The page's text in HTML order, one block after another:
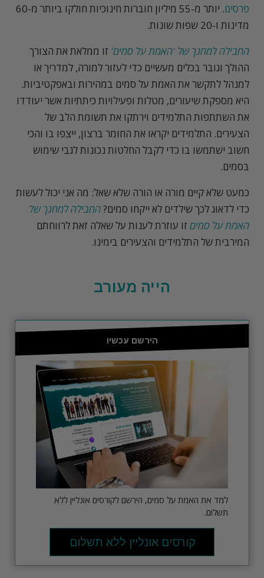
פרסים
. יותר מ-55 מיליון חוברות חינוכיות חולקו ביותר מ-60
מדינות ו-20 שפות שונות.
החבילה למחנך של 'האמת על סמים' זו ממלאת את הצורך
ההולך וגובר בכלים מעשיים כדי לעזור למורה, למדריך או
למנהל לתקשר את האמת על סמים במהירות ובאפקטיביות.
היא מספקת שיעורים, מטלות ופעילויות כיתתיות אשר יעודדו
את השתתפות התלמידים וירתקו את תשומת הלב של
הצעירים. התלמידים יקראו את החומר ברצון, ייצפו בו והכי
חשוב ישתמשו בו כדי לקבל החלטות נכונות לגבי שימוש
בסמים.
כמעט שלא קיים מורה או הורה שלא שאל: מה אני יכול לעשות
כדי לדאוג לכך שילדים לא ייקחו סמים?החבילה למחנך של
האמת על סמים זו עוזרת לענות על שאלה זאת לרווחתם
המירבית של התלמידים והצעירים בימינו.
הייה מעורב
הירשם עכשיו
למד את האמת על סמים, הירשם לקורסים אונליין ללא
תשלום.
קורסים אונליין ללא תשלום